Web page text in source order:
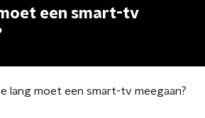
een smart-tv
lang moet een smart-tv meegaan?